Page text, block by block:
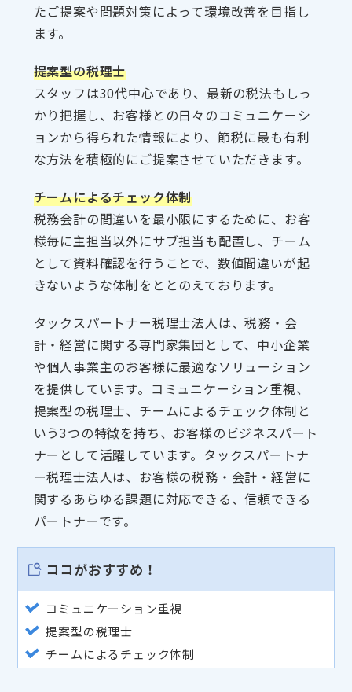
たご提案や問題対策によって環境改善を目指し
ます。
提案型の税理士
スタッフは30代中心であり、最新の税法もしっ
かり把握し、お客様との日々のコミュニケーシ
ョンから得られた情報により、節税に最も有利
な方法を積極的にご提案させていただきます。
チームによるチェック体制
税務会計の間違いを最小限にするために、お客
様毎に主担当以外にサブ担当も配置し、チーム
として資料確認を行うことで、数値間違いが起
きないような体制をととのえております。
タックスパートナー税理士法人は、税務・会
計・経営に関する専門家集団として、中小企業
や個人事業主のお客様に最適なソリューション
を提供しています。コミュニケーション重視、
提案型の税理士、チームによるチェック体制と
いう3つの特徴を持ち、お客様のビジネスパート
ナーとして活躍しています。タックスパートナ
ー税理士法人は、お客様の税務・会計・経営に
関するあらゆる課題に対応できる、信頼できる
パートナーです。
ココがおすすめ！
コミュニケーション重視
提案型の税理士
チームによるチェック体制